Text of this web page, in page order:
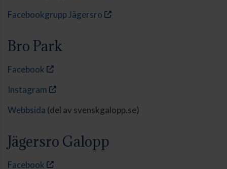
Facebookgrupp Jägersro
Bro Park
Facebook
Instagram
Webbsida (del av svenskgalopp.se)
Jägersro Galopp
Facebook